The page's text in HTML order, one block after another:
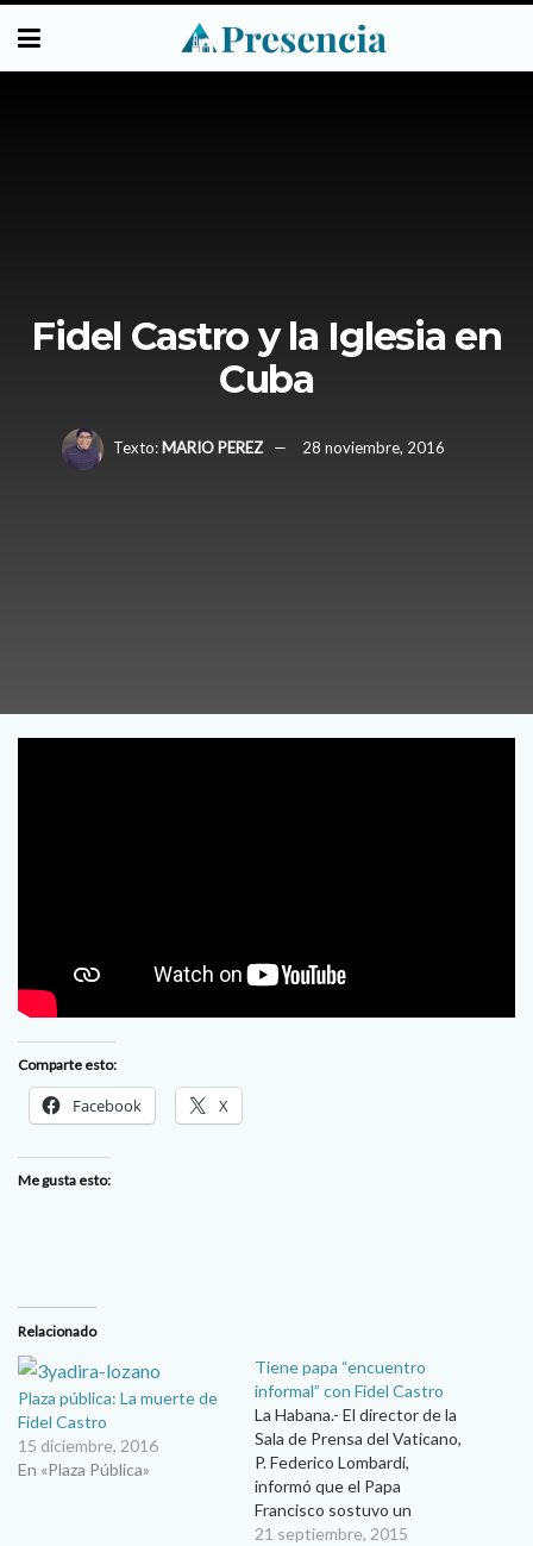
Fidel Castro y la Iglesia en
Cuba
Texto: MARIO PEREZ 28 noviembre, 2016
Comparte esto:
Facebook X
Me gusta esto:
Relacionado
Plaza pública: La muerte de
Fidel Castro
15 diciembre, 2016
En «Plaza Pública»
Tiene papa “encuentro
informal” con Fidel Castro
La Habana.- El director de la
Sala de Prensa del Vaticano,
P. Federico Lombardi,
informó que el Papa
Francisco sostuvo un
“encuentro informal” este
21 septiembre, 2015